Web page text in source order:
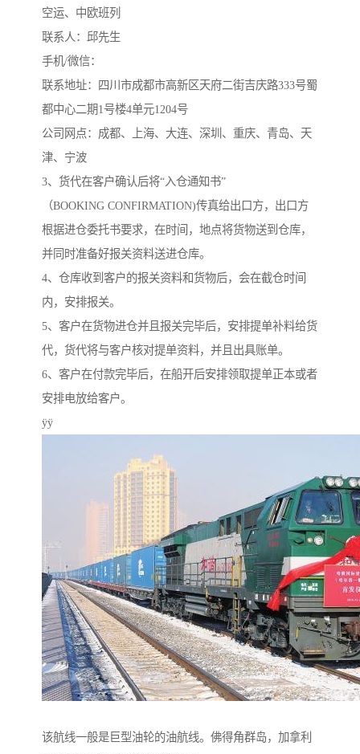
空运、中欧班列
联系人：邱先生
手机/微信：
联系地址：四川市成都市高新区天府二街吉庆路333号蜀
都中心二期1号楼4单元1204号
公司网点：成都、上海、大连、深圳、重庆、青岛、天
津、宁波
3、货代在客户确认后将“入仓通知书”
（BOOKING CONFIRMATION)传真给出口方，出口方
根据进仓委托书要求，在时间，地点将货物送到仓库，
并同时准备好报关资料送进仓库。
4、仓库收到客户的报关资料和货物后，会在截仓时间
内，安排报关。
5、客户在货物进仓并且报关完毕后，安排提单补料给货
代，货代将与客户核对提单资料，并且出具账单。
6、客户在付款完毕后，在船开后安排领取提单正本或者
安排电放给客户。
ÿÿ
该航线一般是巨型油轮的油航线。佛得角群岛，加拿利